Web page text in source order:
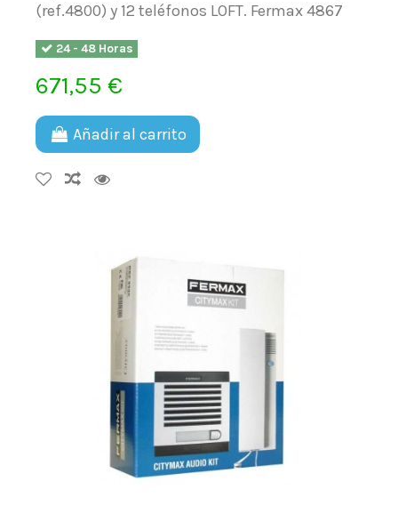
(ref.4800) y 12 teléfonos LOFT. Fermax 4867
24 - 48 Horas
671,55 €
Añadir al carrito